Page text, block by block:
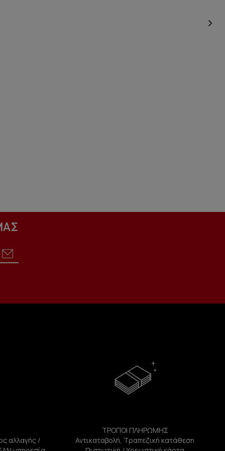
αλλαγής /
ΤΡΟΠΟΙ ΠΛΗΡΩΜΗΣ
Αντικαταβολή, Τραπεζική κατάθεση